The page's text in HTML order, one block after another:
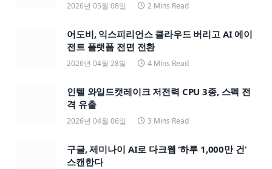
2026년 05월 08일 2 Mins Read
어도비, 익스피리언스 클라우드 버리고 AI 에이
전트 플랫폼 전면 전환
2026년 04월 28일 4 Mins Read
인텔 와일드캣레이크 저전력 CPU 3종, 스펙 전
격 유출
2026년 04월 06일 3 Mins Read
구글, 제미나이 AI로 다크웹 ‘하루 1,000만 건’
스캔한다